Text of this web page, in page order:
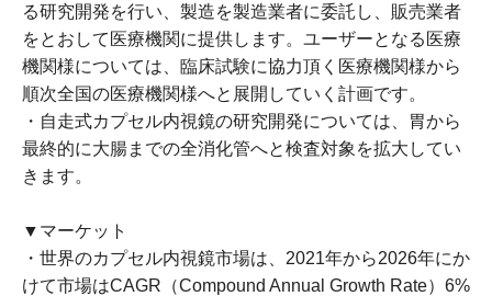
る研究開発を行い、製造を製造業者に委託し、販売業者
をとおして医療機関に提供します。ユーザーとなる医療
機関様については、臨床試験に協力頂く医療機関様から
順次全国の医療機関様へと展開していく計画です。
・自走式カプセル内視鏡の研究開発については、胃から
最終的に大腸までの全消化管へと検査対象を拡大してい
きます。
▼マーケット
・世界のカプセル内視鏡市場は、2021年から2026年にか
けて市場はCAGR（Compound Annual Growth Rate）6%